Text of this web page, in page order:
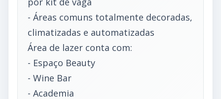
- Áreas comuns totalmente decoradas,
climatizadas e automatizadas
Área de lazer conta com:
- Espaço Beauty
- Wine Bar
- Academia